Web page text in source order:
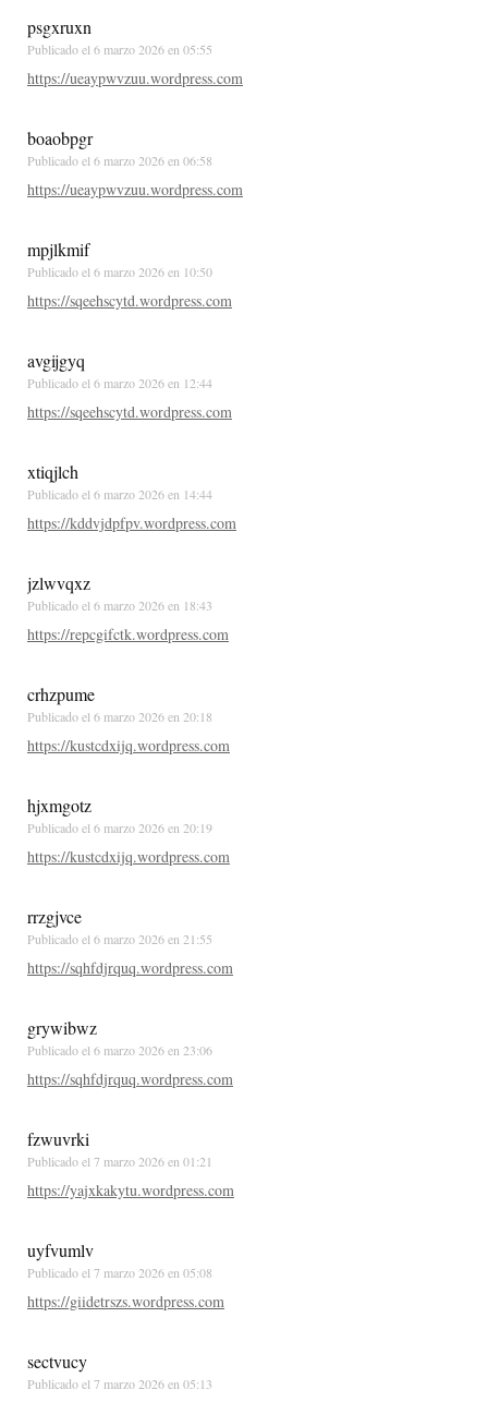
psgxruxn
Publicado el 6 marzo 2026 en 05:55
https://ueaypwvzuu.wordpress.com
boaobpgr
Publicado el 6 marzo 2026 en 06:58
https://ueaypwvzuu.wordpress.com
mpjlkmif
Publicado el 6 marzo 2026 en 10:50
https://sqeehscytd.wordpress.com
avgijgyq
Publicado el 6 marzo 2026 en 12:44
https://sqeehscytd.wordpress.com
xtiqjlch
Publicado el 6 marzo 2026 en 14:44
https://kddvjdpfpv.wordpress.com
jzlwvqxz
Publicado el 6 marzo 2026 en 18:43
https://repcgifctk.wordpress.com
crhzpume
Publicado el 6 marzo 2026 en 20:18
https://kustcdxijq.wordpress.com
hjxmgotz
Publicado el 6 marzo 2026 en 20:19
https://kustcdxijq.wordpress.com
rrzgjvce
Publicado el 6 marzo 2026 en 21:55
https://sqhfdjrquq.wordpress.com
grywibwz
Publicado el 6 marzo 2026 en 23:06
https://sqhfdjrquq.wordpress.com
fzwuvrki
Publicado el 7 marzo 2026 en 01:21
https://yajxkakytu.wordpress.com
uyfvumlv
Publicado el 7 marzo 2026 en 05:08
https://giidetrszs.wordpress.com
sectvucy
Publicado el 7 marzo 2026 en 05:13